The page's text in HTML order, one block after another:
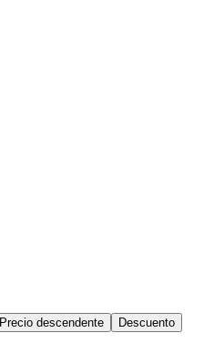
Precio descendente Descuento